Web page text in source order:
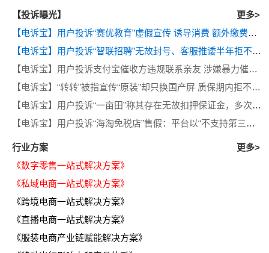
【投诉曝光】
更多>
【电诉宝】用户投诉“赛优教育”虚假宣传 诱导消费 额外缴费后退款遭拒
【电诉宝】用户投诉“智联招聘”无故封号、客服推诿半年拒不退费
【电诉宝】用户投诉支付宝催收方违规联系亲友 涉嫌暴力催收侵犯隐私
【电诉宝】“转转”被指宣传“原装”却只换国产屏 质保期内拒不履行售后义务
【电诉宝】用户投诉“一亩田”称其存在无故扣押保证金，多次退款遭推诿等问题
【电诉宝】用户投诉“海淘免税店”售假：平台以“不支持第三方鉴定”为由拒绝处理
行业方案
更多>
《数字零售一站式解决方案》
《私域电商一站式解决方案》
《跨境电商一站式解决方案》
《直播电商一站式解决方案》
《服装电商产业链赋能解决方案》